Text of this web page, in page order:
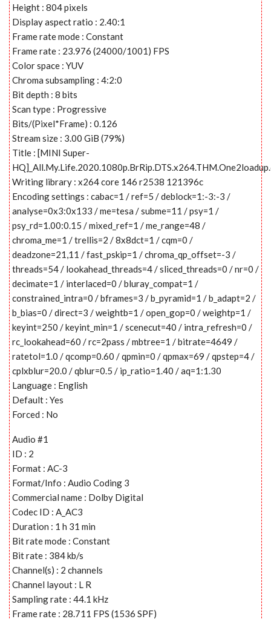
Height : 804 pixels
Display aspect ratio : 2.40:1
Frame rate mode : Constant
Frame rate : 23.976 (24000/1001) FPS
Color space : YUV
Chroma subsampling : 4:2:0
Bit depth : 8 bits
Scan type : Progressive
Bits/(Pixel*Frame) : 0.126
Stream size : 3.00 GiB (79%)
Title : [MINI Super-
Writing library : x264 core 146 r2538 121396c
Encoding settings : cabac=1 / ref=5 / deblock=1:-3:-3 /
analyse=0x3:0x133 / me=tesa / subme=11 / psy=1 /
psy_rd=1.00:0.15 / mixed_ref=1 / me_range=48 /
chroma_me=1 / trellis=2 / 8x8dct=1 / cqm=0 /
deadzone=21,11 / fast_pskip=1 / chroma_qp_offset=-3 /
threads=54 / lookahead_threads=4 / sliced_threads=0 / nr=0 /
decimate=1 / interlaced=0 / bluray_compat=1 /
constrained_intra=0 / bframes=3 / b_pyramid=1 / b_adapt=2 /
b_bias=0 / direct=3 / weightb=1 / open_gop=0 / weightp=1 /
keyint=250 / keyint_min=1 / scenecut=40 / intra_refresh=0 /
rc_lookahead=60 / rc=2pass / mbtree=1 / bitrate=4649 /
ratetol=1.0 / qcomp=0.60 / qpmin=0 / qpmax=69 / qpstep=4 /
cplxblur=20.0 / qblur=0.5 / ip_ratio=1.40 / aq=1:1.30
Language : English
Default : Yes
Forced : No
Audio #1
ID : 2
Format : AC-3
Format/Info : Audio Coding 3
Commercial name : Dolby Digital
Codec ID : A_AC3
Duration : 1 h 31 min
Bit rate mode : Constant
Bit rate : 384 kb/s
Channel(s) : 2 channels
Channel layout : L R
Sampling rate : 44.1 kHz
Frame rate : 28.711 FPS (1536 SPF)